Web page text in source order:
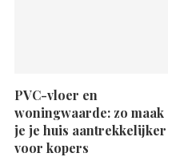
PVC-vloer en
woningwaarde: zo maak
je je huis aantrekkelijker
voor kopers